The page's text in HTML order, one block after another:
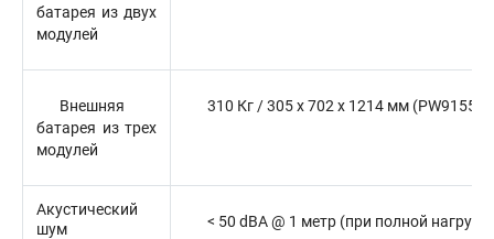
батарея из двух
модулей
Внешняя
батарея из трех
модулей
310 Кг / 305 x 702 x 1214 мм (PW9155-
Акустический
шум
< 50 dBA @ 1 метр (при полной